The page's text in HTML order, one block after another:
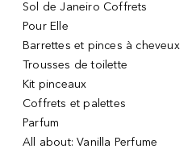
Sol de Janeiro Coffrets
Pour Elle
Barrettes et pinces à cheveux
Trousses de toilette
Kit pinceaux
Coffrets et palettes
Parfum
All about: Vanilla Perfume